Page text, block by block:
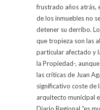
frustrado años atrás,
de los inmuebles no
detener su derribo.
que tropieza son las
particular afectado y
la Propiedad-,
las críticas de Juan
significativo coste de
arquitecto municipal
Diario Regional “es